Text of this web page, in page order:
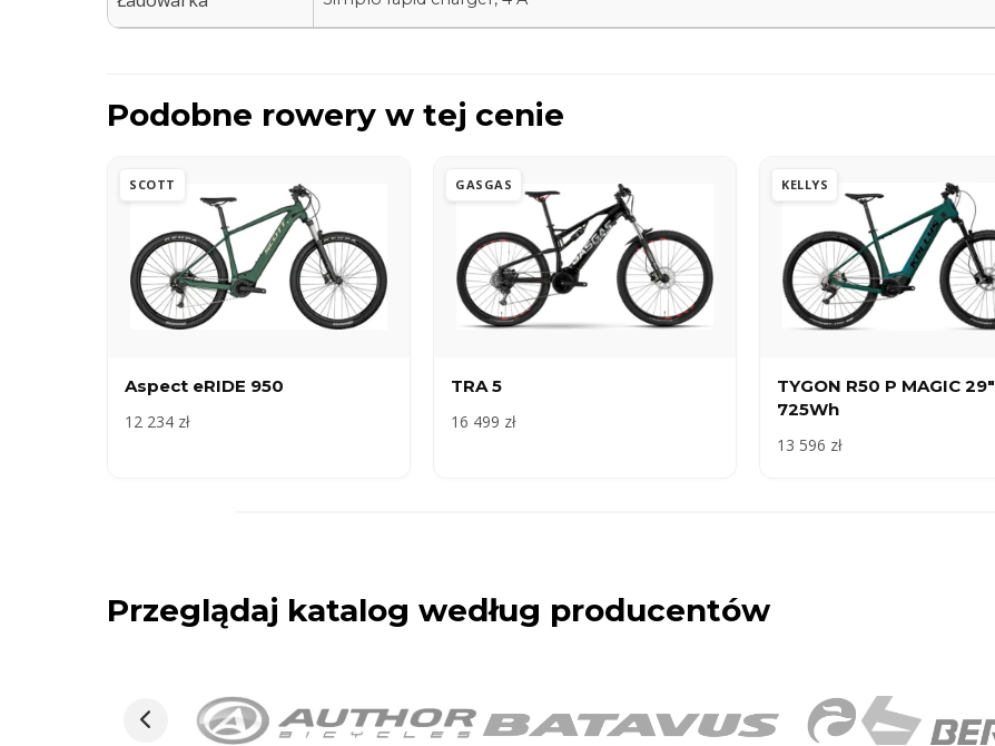
Podobne rowery w tej cenie
SCOTT
Aspect eRIDE 950
12 234 zł
GASGAS
TRA 5
16 499 zł
KELLYS
TYGON R50 P MAGIC 29″
725Wh
13 596 zł
Przeglądaj katalog według producentów